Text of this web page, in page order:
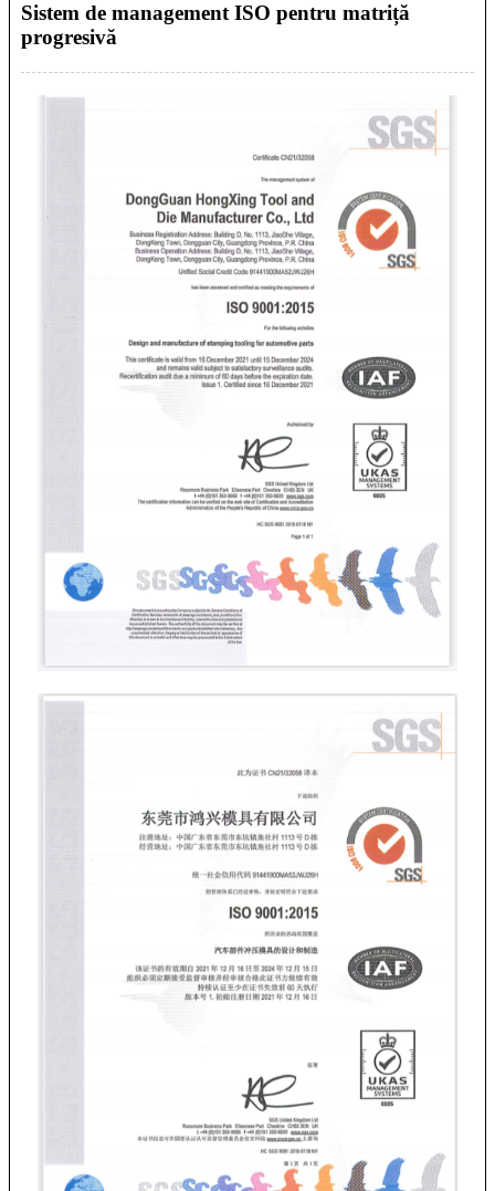
Sistem de management ISO pentru matriță
progresivă